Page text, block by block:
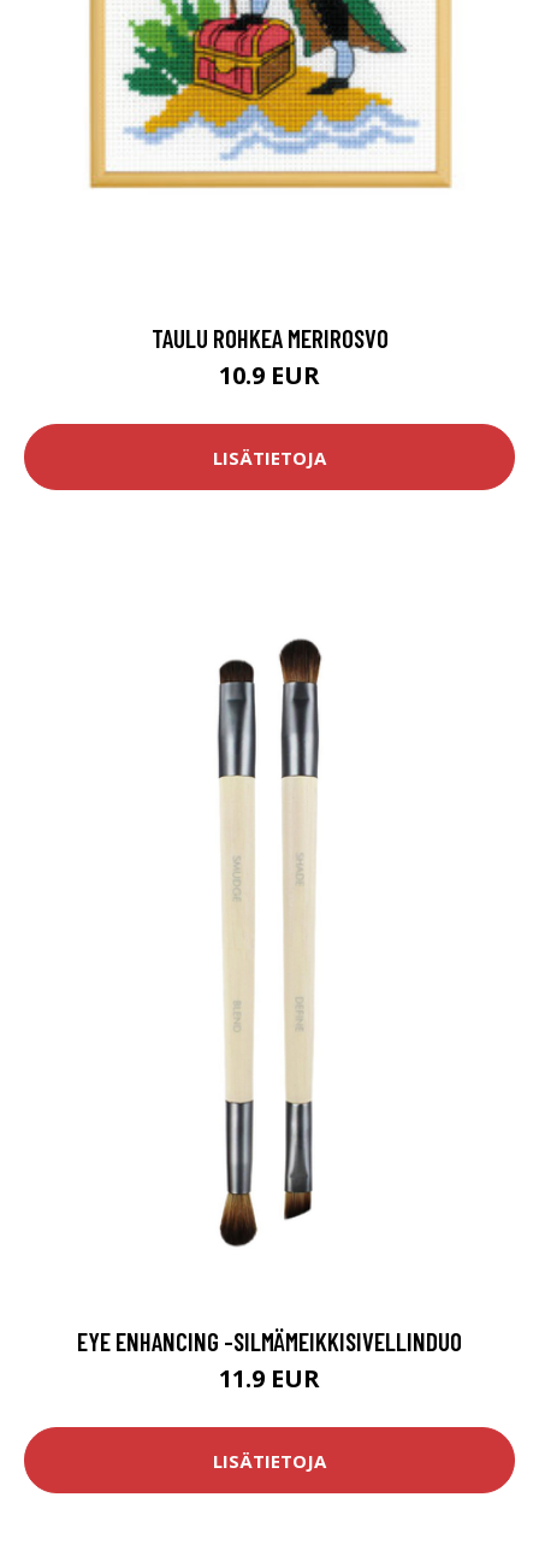
TAULU ROHKEA MERIROSVO
10.9 EUR
LISÄTIETOJA
EYE ENHANCING -SILMÄMEIKKISIVELLINDUO
11.9 EUR
LISÄTIETOJA